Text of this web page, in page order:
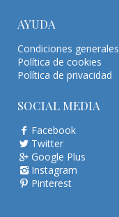
AYUDA
Condiciones generales
Política de cookies
Política de privacidad
SOCIAL MEDIA
Facebook
Twitter
Google Plus
Instagram
Pinterest